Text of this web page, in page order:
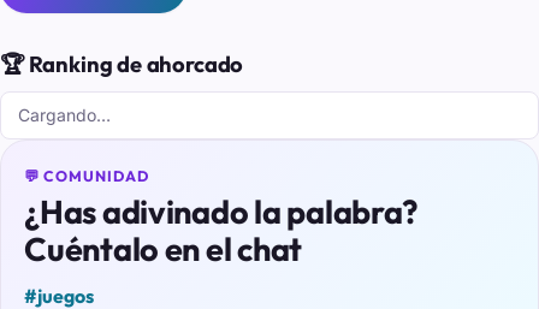
🏆 Ranking de ahorcado
Cargando…
💬 COMUNIDAD
¿Has adivinado la palabra?
Cuéntalo en el chat
#juegos